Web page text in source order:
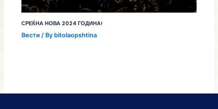
СРЕЌНА НОВА 2024 ГОДИНА!
Вести / By bitolaopshtina